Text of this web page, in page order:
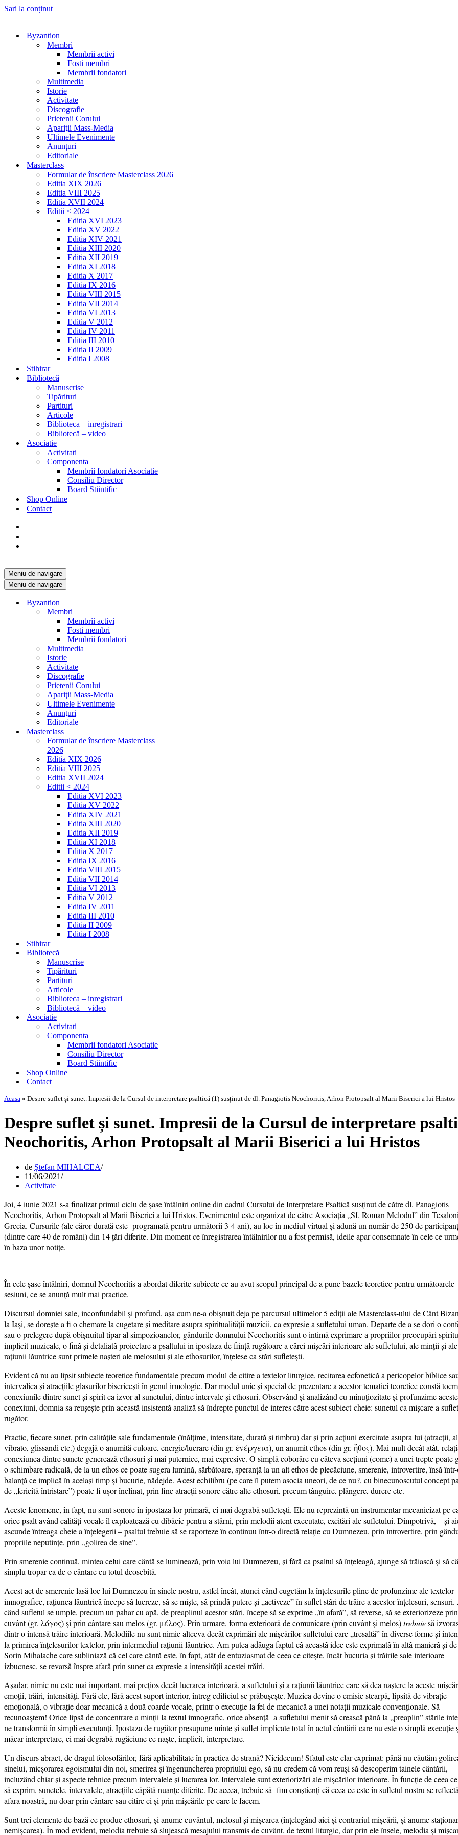
Sari la conținut
Byzantion
Membri
Membrii activi
Fosti membri
Membrii fondatori
Multimedia
Istorie
Activitate
Discografie
Prietenii Corului
Apariţii Mass-Media
Ultimele Evenimente
Anunţuri
Editoriale
Masterclass
Formular de înscriere Masterclass 2026
Editia XIX 2026
Editia VIII 2025
Editia XVII 2024
Editii < 2024
Editia XVI 2023
Editia XV 2022
Editia XIV 2021
Editia XIII 2020
Editia XII 2019
Editia XI 2018
Editia X 2017
Editia IX 2016
Editia VIII 2015
Editia VII 2014
Editia VI 2013
Editia V 2012
Editia IV 2011
Editia III 2010
Editia II 2009
Editia I 2008
Stihirar
Bibliotecă
Manuscrise
Tipărituri
Partituri
Articole
Biblioteca – inregistrari
Bibliotecă – video
Asociatie
Activitati
Componenta
Membrii fondatori Asociatie
Consiliu Director
Board Stiintific
Shop Online
Contact
Meniu de navigare
Meniu de navigare
Byzantion
Membri
Membrii activi
Fosti membri
Membrii fondatori
Multimedia
Istorie
Activitate
Discografie
Prietenii Corului
Apariţii Mass-Media
Ultimele Evenimente
Anunţuri
Editoriale
Masterclass
Formular de înscriere Masterclass
2026
Editia XIX 2026
Editia VIII 2025
Editia XVII 2024
Editii < 2024
Editia XVI 2023
Editia XV 2022
Editia XIV 2021
Editia XIII 2020
Editia XII 2019
Editia XI 2018
Editia X 2017
Editia IX 2016
Editia VIII 2015
Editia VII 2014
Editia VI 2013
Editia V 2012
Editia IV 2011
Editia III 2010
Editia II 2009
Editia I 2008
Stihirar
Bibliotecă
Manuscrise
Tipărituri
Partituri
Articole
Biblioteca – inregistrari
Bibliotecă – video
Asociatie
Activitati
Componenta
Membrii fondatori Asociatie
Consiliu Director
Board Stiintific
Shop Online
Contact
Acasa » Despre suflet și sunet. Impresii de la Cursul de interpretare psaltică (1) susținut de dl. Panagiotis Neochoritis, Arhon Protopsalt al Marii Biserici a lui Hristos
Despre suflet și sunet. Impresii de la Cursul de interpretare
Neochoritis, Arhon Protopsalt al Marii Biserici a lui Hristos
de Ștefan MIHALCEA
11/06/2021
Activitate
Joi, 4 iunie 2021 s-a finalizat primul ciclu de șase întâlniri online din cadrul Cursului de Interpretare Psaltică susținut de către dl. Panagiotis
Neochoritis, Arhon Protopsalt al Marii Biserici a lui Hristos. Evenimentul este organizat de către Asociația „Sf. Roman Melodul” din
Grecia. Cursurile (ale căror durată este programată pentru următorii 3-4 ani), au loc în mediul virtual și adună un număr de 250 de
(dintre care 40 de români) din 14 țări diferite. Din moment ce înregistrarea întâlnirilor nu a fost permisă, ideile apar consemnate în cele ce
în baza unor notițe.
În cele șase întâlniri, domnul Neochoritis a abordat diferite subiecte ce au avut scopul principal de a pune bazele teoretice pentru următoarele
sesiuni, ce se anunță mult mai practice.
Discursul domniei sale, inconfundabil și profund, așa cum ne-a obișnuit deja pe parcursul ultimelor 5 ediții ale Masterclass-ului de Cânt
la Iași, se dorește a fi o chemare la cugetare și meditare asupra spiritualității muzicii, ca expresie a sufletului uman. Departe de a se dori o
sau o prelegere după obișnuitul tipar al simpozioanelor, gândurile domnului Neochoritis sunt o intimă exprimare a propriilor preocupări
implicit muzicale, o fină și detaliată proiectare a psaltului in ipostaza de ființă rugătoare a cărei mișcări interioare ale sufletului, ale minții și ale
rațiunii lăuntrice sunt primele nașteri ale melosului și ale ethosurilor, înțelese ca stări sufletești.
Evident că nu au lipsit subiecte teoretice fundamentale precum modul de citire a textelor liturgice, recitarea ecfonetică a pericopelor biblice
intervalica și atracțiile glasurilor bisericești în genul irmologic. Dar modul unic și special de prezentare a acestor tematici teoretice constă
conexiunile dintre sunet și spirit ca izvor al sunetului, dintre intervale și ethosuri. Observând și analizând cu minuțiozitate și profunzime aceste
conexiuni, domnia sa reușește prin această insistentă analiză să îndrepte punctul de interes către acest subiect-cheie: sunetul ca mișcare a
rugător.
Practic, fiecare sunet, prin calitățile sale fundamentale (înălțime, intensitate, durată și timbru) dar și prin acțiuni exercitate asupra lui (atracții,
vibrato, glissandi etc.) degajă o anumită culoare, energie/lucrare (din gr. ἐνέργεια), un anumit ethos (din gr. ἦθος). Mai mult decât atât,
conexiunea dintre sunete generează ethosuri și mai puternice, mai expresive. O simplă coborâre cu câteva secțiuni (come) a unei trepte poate
o schimbare radicală, de la un ethos ce poate sugera lumină, sărbătoare, speranță la un alt ethos de plecăciune, smerenie, introvertire, însă
balanță ce implică în același timp și bucurie, nădejde. Acest echilibru (pe care îl putem asocia uneori, de ce nu?, cu binecunoscutul concept
de „fericită întristare”) poate fi ușor înclinat, prin fine atracții sonore către alte ethosuri, precum tânguire, plângere, durere etc.
Aceste fenomene, în fapt, nu sunt sonore în ipostaza lor primară, ci mai degrabă sufletești. Ele nu reprezintă un instrumentar mecanicizat pe
orice psalt având calități vocale îl exploatează cu dibăcie pentru a stârni, prin melodii atent executate, excitări ale sufletului. Dimpotrivă, – și
ascunde întreaga cheie a înțelegerii – psaltul trebuie să se raporteze în continuu într-o directă relație cu Dumnezeu, prin introvertire, prin
propriile neputințe, prin „golirea de sine”.
Prin smerenie continuă, mintea celui care cântă se luminează, prin voia lui Dumnezeu, și fără ca psaltul să înțeleagă, ajunge să trăiască și să
simplu tropar ca de o cântare cu totul deosebită.
Acest act de smerenie lasă loc lui Dumnezeu în sinele nostru, astfel încât, atunci când cugetăm la înțelesurile pline de profunzime ale textelor
imnografice, rațiunea lăuntrică începe să lucreze, să se miște, să prindă putere și „activeze” în suflet stări de trăire a acestor înțelesuri,
când sufletul se umple, precum un pahar cu apă, de preaplinul acestor stări, începe să se exprime „în afară”, să reverse, să se exteriorizeze prin
cuvânt (gr. λόγος) și prin cântare sau melos (gr. μέλος). Prin urmare, forma exterioară de comunicare (prin cuvânt și melos)trebuiesă
dintr-o intensă trăire interioară. Melodiile nu sunt nimic altceva decât exprimări ale mișcărilor sufletului care „tresaltă” în diverse forme și
la primirea înțelesurilor textelor, prin intermediul rațiunii lăuntrice. Am putea adăuga faptul că această idee este exprimată în altă manieră și
Sorin Mihalache care subliniază că cel care cântă este, în fapt, atât de entuziasmat de ceea ce citește, încât bucuria și trăirile sale interioare
izbucnesc, se revarsă înspre afară prin sunet ca expresie a intensității acestei trăiri.
Așadar, nimic nu este mai important, mai prețios decât lucrarea interioară, a sufletului și a rațiunii lăuntrice care să dea naștere la aceste
emoții, trăiri, intensități. Fără ele, fără acest suport interior, întreg edificiul se prăbușește. Muzica devine o emisie stearpă, lipsită de vibrație
emoțională, o vibrație doar mecanică a două coarde vocale, printr-o execuție la fel de mecanică a unei notații muzicale convenționale. Să
recunoaștem! Orice lipsă de concentrare a minții la textul imnografic, orice absență a sufletului menit să crească până la „preaplin” stările
ne transformă în simpli executanți. Ipostaza de rugător presupune minte și suflet implicate total în actul cântării care nu este o simplă execuție
măcar interpretare, ci mai degrabă rugăciune ce naște, implicit, interpretare.
Un discurs abract, de dragul folosofărilor, fără aplicabilitate în practica de strană? Nicidecum! Sfatul este clar exprimat: până nu căutăm
sinelui, micșorarea egoismului din noi, smerirea și îngenuncherea propriului ego, să nu credem că vom reuși să descoperim tainele cântării,
incluzând chiar și aspecte tehnice precum intervalele și lucrarea lor. Intervalele sunt exteriorizări ale mișcărilor interioare. În funcție de ceea
să exprim, sunetele, intervalele, atracțiile căpătă nuanțe diferite. De aceea, trebuie să fim conștienți că ceea ce este în sufletul nostru se
afara noastră, nu doar prin cântare sau citire ci și prin mișcările pe care le facem.
Sunt trei elemente de bază ce produc ethosuri, și anume cuvântul, melosul și mișcarea (înțelegând aici și contrariul mișcării, și anume
nemișcarea). În mod evident, melodia trebuie să slujească mesajului transmis de cuvânt, de textul liturgic, dar prin ele însele, melodia și